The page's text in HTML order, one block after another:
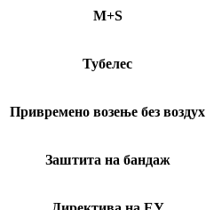
M+S
Тубелес
Привремено возење без воздух
Заштита на бандаж